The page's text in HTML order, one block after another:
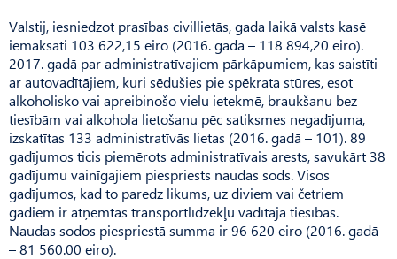
Valstij, iesniedzot prasības civillietās, gada laikā valsts kasē
iemaksāti 103 622,15 eiro (2016. gadā – 118 894,20 eiro).
2017. gadā par administratīvajiem pārkāpumiem, kas saistīti
ar autovadītājiem, kuri sēdušies pie spēkrata stūres, esot
alkoholisko vai apreibinošo vielu ietekmē, braukšanu bez
tiesībām vai alkohola lietošanu pēc satiksmes negadījuma,
izskatītas 133 administratīvās lietas (2016. gadā – 101). 89
gadījumos ticis piemērots administratīvais arests, savukārt 38
gadījumu vainīgajiem piespriests naudas sods. Visos
gadījumos, kad to paredz likums, uz diviem vai četriem
gadiem ir atņemtas transportlīdzekļu vadītāja tiesības.
Naudas sodos piespriestā summa ir 96 620 eiro (2016. gadā
– 81 560.00 eiro).